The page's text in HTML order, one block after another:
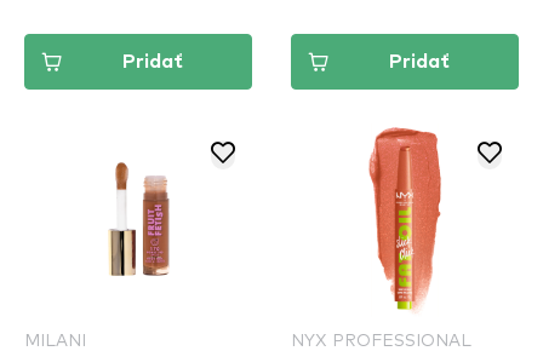
Pridať Pridať
MILANI
NYX PROFESSIONAL